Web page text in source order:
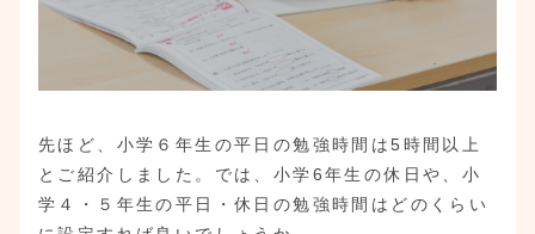
先ほど、小学６年生の平日の勉強時間は5時間以上
とご紹介しました。では、小学6年生の休日や、小
学４・５年生の平日・休日の勉強時間はどのくらい